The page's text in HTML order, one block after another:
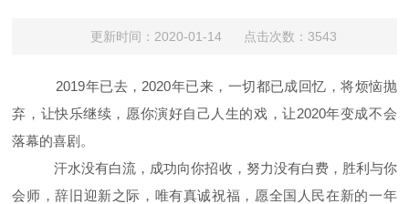
更新时间：2020-01-14 点击次数：3543
2019年已去，2020年已来，一切都已成回忆，将烦恼抛
弃，让快乐继续，愿你演好自己人生的戏，让2020年变成不会
落幕的喜剧。
汗水没有白流，成功向你招收，努力没有白费，胜利与你
会师，辞旧迎新之际，唯有真诚祝福，愿全国人民在新的一年